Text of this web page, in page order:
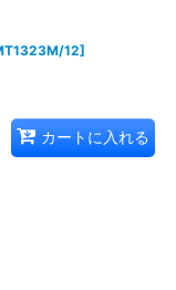
12]
カートに入れる